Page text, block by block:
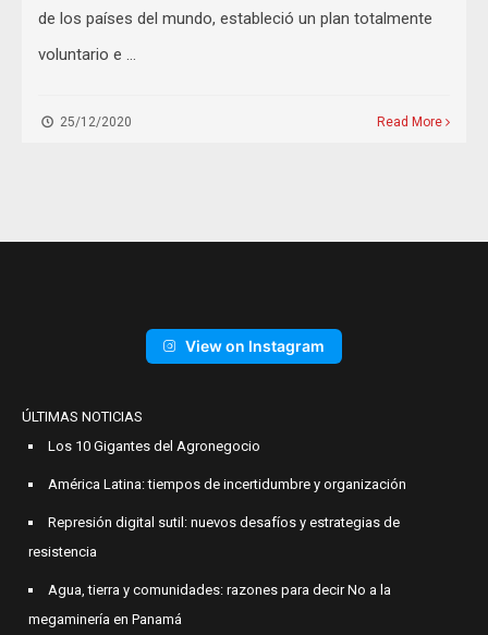
de los países del mundo, estableció un plan totalmente
voluntario e …
25/12/2020 Read More
View on Instagram
ÚLTIMAS NOTICIAS
Los 10 Gigantes del Agronegocio
América Latina: tiempos de incertidumbre y organización
Represión digital sutil: nuevos desafíos y estrategias de
resistencia
Agua, tierra y comunidades: razones para decir No a la
megaminería en Panamá